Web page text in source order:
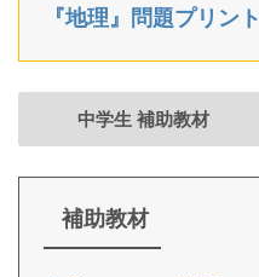
『地理』問題プリント
中学生 補助教材
補助教材